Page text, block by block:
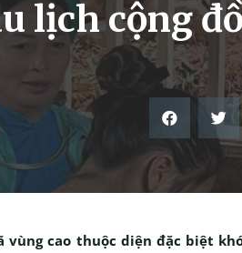
lịch cộng
vùng cao thuộc diện đặc biệt